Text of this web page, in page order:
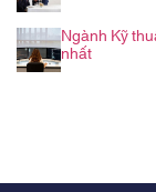
Ngành Kỹ
nhất